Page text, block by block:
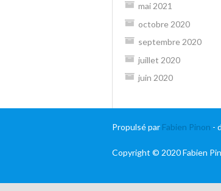
mai 2021
octobre 2020
septembre 2020
juillet 2020
juin 2020
Propulsé par Fabien Pinon -
Copyright © 2020 Fabien